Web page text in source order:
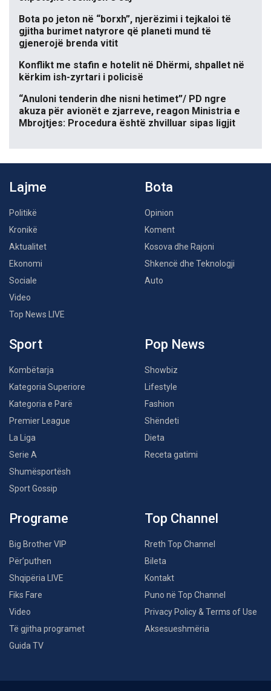
Bota po jeton në “borxh”, njerëzimi i tejkaloi të
gjitha burimet natyrore që planeti mund të
gjenerojë brenda vitit
Konflikt me stafin e hotelit në Dhërmi, shpallet në
kërkim ish-zyrtari i policisë
“Anuloni tenderin dhe nisni hetimet”/ PD ngre
akuza për avionët e zjarreve, reagon Ministria e
Mbrojtjes: Procedura është zhvilluar sipas ligjit
Lajme
Politikë
Kronikë
Aktualitet
Ekonomi
Sociale
Video
Top News LIVE
Bota
Opinion
Koment
Kosova dhe Rajoni
Shkencë dhe Teknologji
Auto
Sport
Kombëtarja
Kategoria Superiore
Kategoria e Parë
Premier League
La Liga
Serie A
Shumësportësh
Sport Gossip
Pop News
Showbiz
Lifestyle
Fashion
Shëndeti
Dieta
Receta gatimi
Programe
Big Brother VIP
Për’puthen
Shqipëria LIVE
Fiks Fare
Video
Të gjitha programet
Guida TV
Top Channel
Rreth Top Channel
Bileta
Kontakt
Puno në Top Channel
Privacy Policy & Terms of Use
Aksesueshmëria